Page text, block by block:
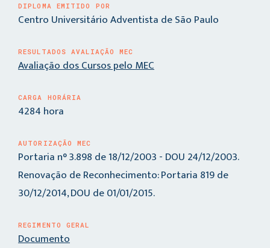
DIPLOMA EMITIDO POR
Centro Universitário Adventista de São Paulo
RESULTADOS AVALIAÇÃO MEC
Avaliação dos Cursos pelo MEC
CARGA HORÁRIA
4284 hora
AUTORIZAÇÃO MEC
Portaria n° 3.898 de 18/12/2003 - DOU 24/12/2003.
Renovação de Reconhecimento: Portaria 819 de
30/12/2014, DOU de 01/01/2015.
REGIMENTO GERAL
Documento